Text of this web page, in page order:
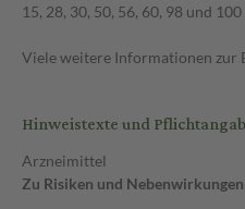
15, 28, 30, 50, 56, 60, 98 und
Viele weitere Informationen zur
Hinweistexte und
Arzneimittel
Zu Risiken und